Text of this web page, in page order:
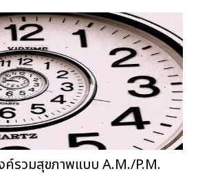
ค์รวมสุขภาพแบบ A.M./P.M.